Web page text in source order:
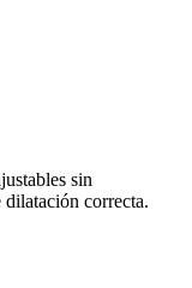
sin
dilatación correcta.